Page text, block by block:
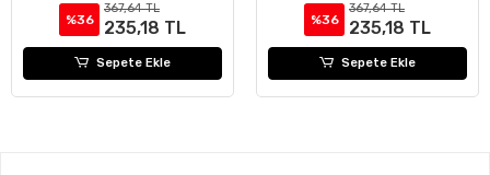
%36
367,64 TL
235,18 TL
Sepete Ekle
%36
367,64 TL
235,18 TL
Sepete Ekle